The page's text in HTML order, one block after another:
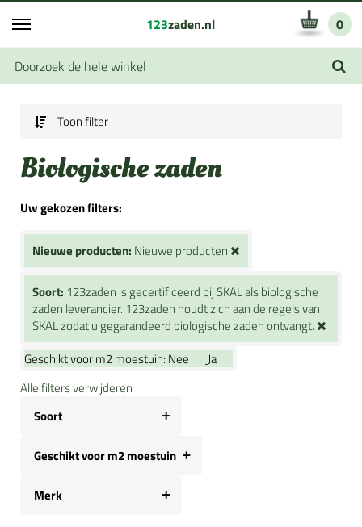
123zaden.nl 0
Toon filter
Biologische zaden
Uw gekozen filters:
Nieuwe producten: Nieuwe producten
Soort: 123zaden is gecertificeerd bij SKAL als biologische
zaden leverancier. 123zaden houdt zich aan de regels van
SKAL zodat u gegarandeerd biologische zaden ontvangt.
Geschikt voor m2 moestuin: Nee
Ja
Alle filters verwijderen
Soort
Geschikt voor m2 moestuin
Merk